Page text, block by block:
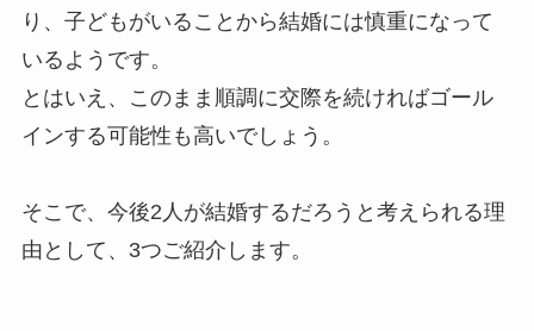
り、子どもがいることから結婚には慎重になって
いるようです。
とはいえ、このまま順調に交際を続ければゴール
インする可能性も高いでしょう。
そこで、今後2人が結婚するだろうと考えられる理
由として、3つご紹介します。